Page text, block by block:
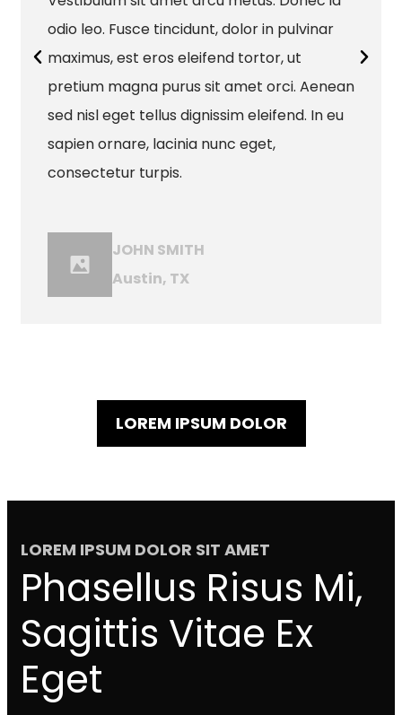
odio leo. Fusce tincidunt, dolor in pulvinar
maximus, est eros eleifend tortor, ut
pretium magna purus sit amet orci. Aenean
sed nisl eget tellus dignissim eleifend. In eu
sapien ornare, lacinia nunc eget,
consectetur turpis.
JOHN SMITH
Austin, TX
LOREM IPSUM DOLOR
LOREM IPSUM DOLOR SIT AMET
Phasellus Risus Mi,
Sagittis Vitae Ex
Eget